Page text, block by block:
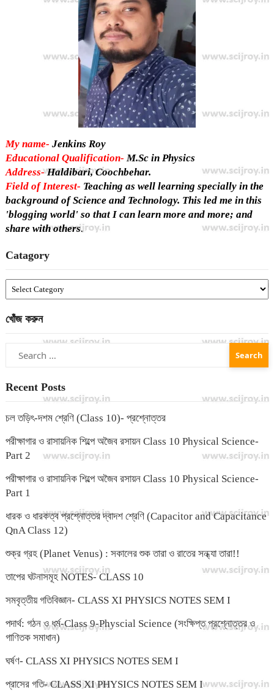
My name- Jenkins Roy
Educational Qualification- M.Sc in Physics
Address-Haldibari, Coochbehar.
Field of Interest- Teaching as well learning specially in the
background of Science and Technology. This led me in this
'blogging world' so that I can learn more and more; and
share with others.
Catagory
Catagory
খোঁজ করুন
Search
for:
Recent Posts
চল তড়িৎ-দশম শ্রেণি (Class 10)- প্রশ্নোত্তর
পরীক্ষাগার ও রাসায়নিক শিল্পে অজৈব রসায়ন Class 10 Physical Science-
Part 2
পরীক্ষাগার ও রাসায়নিক শিল্পে অজৈব রসায়ন Class 10 Physical Science-
Part 1
ধারক ও ধারকত্ব প্রশ্নোত্তর দ্বাদশ শ্রেণি (Capacitor and Capacitance
QnA Class 12)
শুক্র গ্রহ (Planet Venus) : সকালের শুক তারা ও রাতের সন্ধ্যা তারা!!
তাপের ঘটনাসমূহ NOTES- CLASS 10
সমবৃত্তীয় গতিবিজ্ঞান- CLASS XI PHYSICS NOTES SEM I
পদার্থ: গঠন ও ধর্ম-Class 9-Physcial Science (সংক্ষিপ্ত প্রশ্নোত্তর ও
গাণিতক সমাধান)
ঘর্ষণ- CLASS XI PHYSICS NOTES SEM I
প্রাসের গতি- CLASS XI PHYSICS NOTES SEM I